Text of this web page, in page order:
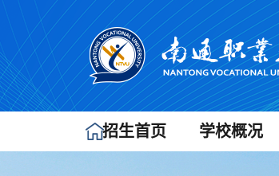
招生首页 学校概况